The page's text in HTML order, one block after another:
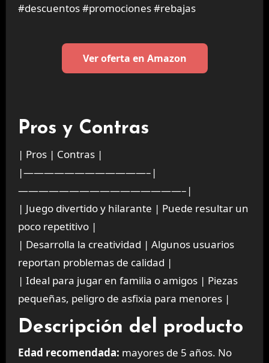
#descuentos #promociones #rebajas
Ver oferta en Amazon
Pros y Contras
| Pros | Contras |
|————————————–|
————————————————–|
| Juego divertido y hilarante | Puede resultar un
poco repetitivo |
| Desarrolla la creatividad | Algunos usuarios
reportan problemas de calidad |
| Ideal para jugar en familia o amigos | Piezas
pequeñas, peligro de asfixia para menores |
Descripción del producto
Edad recomendada: mayores de 5 años. No